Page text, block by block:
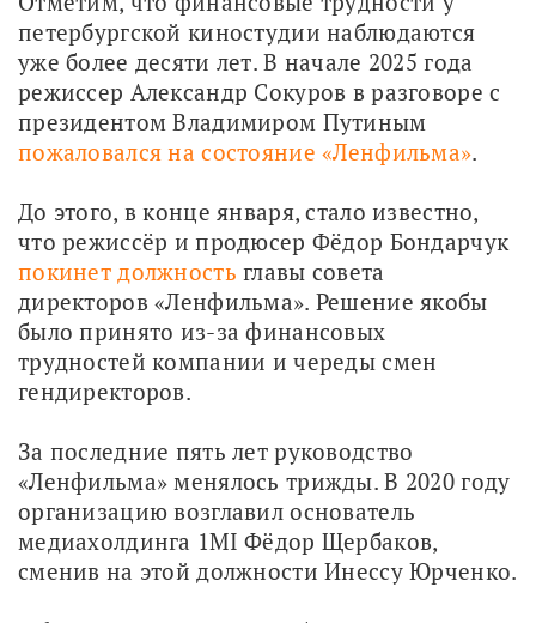
петербургской киностудии наблюдаются
уже более десяти лет. В начале 2025 года
режиссер Александр Сокуров в разговоре с
пожаловался на состояние «Ленфильма».
До этого, в конце января, стало известно,
покинет должность главы совета
директоров «Ленфильма». Решение якобы
было принято из-за финансовых
трудностей компании и череды смен
гендиректоров.
За последние пять лет руководство
«Ленфильма» менялось трижды. В 2020 году
организацию возглавил основатель
медиахолдинга 1MI Фёдор Щербаков,
сменив на этой должности Инессу Юрченко.